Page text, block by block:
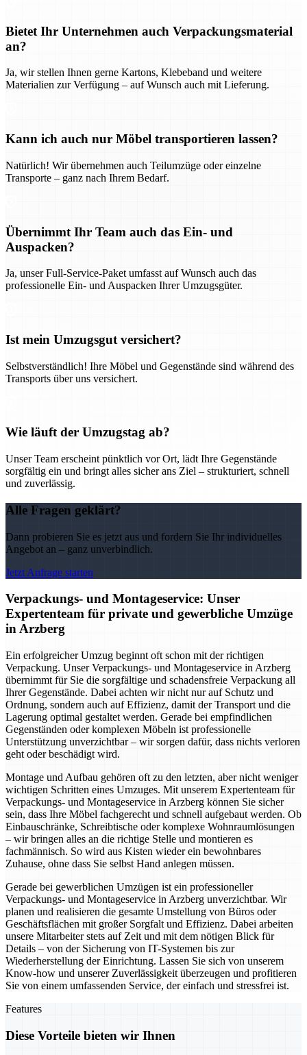
Bietet Ihr Unternehmen auch Verpackungsmaterial
an?
Ja, wir stellen Ihnen gerne Kartons, Klebeband und weitere
Materialien zur Verfügung – auf Wunsch auch mit Lieferung.
Kann ich auch nur Möbel transportieren lassen?
Natürlich! Wir übernehmen auch Teilumzüge oder einzelne
Transporte – ganz nach Ihrem Bedarf.
Übernimmt Ihr Team auch das Ein- und
Auspacken?
Ja, unser Full-Service-Paket umfasst auf Wunsch auch das
professionelle Ein- und Auspacken Ihrer Umzugsgüter.
Ist mein Umzugsgut versichert?
Selbstverständlich! Ihre Möbel und Gegenstände sind während des
Transports über uns versichert.
Wie läuft der Umzugstag ab?
Unser Team erscheint pünktlich vor Ort, lädt Ihre Gegenstände
sorgfältig ein und bringt alles sicher ans Ziel – strukturiert, schnell
und zuverlässig.
Alle Fragen geklärt?
Dann probieren Sie es jetzt aus und fordern Sie Ihr individuelles
Angebot an – ganz unverbindlich.
Jetzt Anfrage starten
Verpackungs- und Montageservice: Unser
Expertenteam für private und gewerbliche Umzüge
in Arzberg
Ein erfolgreicher Umzug beginnt oft schon mit der richtigen
Verpackung. Unser Verpackungs- und Montageservice in Arzberg
übernimmt für Sie die sorgfältige und schadensfreie Verpackung all
Ihrer Gegenstände. Dabei achten wir nicht nur auf Schutz und
Ordnung, sondern auch auf Effizienz, damit der Transport und die
Lagerung optimal gestaltet werden. Gerade bei empfindlichen
Gegenständen oder komplexen Möbeln ist professionelle
Unterstützung unverzichtbar – wir sorgen dafür, dass nichts verloren
geht oder beschädigt wird.
Montage und Aufbau gehören oft zu den letzten, aber nicht weniger
wichtigen Schritten eines Umzuges. Mit unserem Expertenteam für
Verpackungs- und Montageservice in Arzberg können Sie sicher
sein, dass Ihre Möbel fachgerecht und schnell aufgebaut werden. Ob
Einbauschränke, Schreibtische oder komplexe Wohnraumlösungen
– wir bringen alles an die richtige Stelle und montieren es
fachmännisch. So wird aus Kisten wieder ein bewohnbares
Zuhause, ohne dass Sie selbst Hand anlegen müssen.
Gerade bei gewerblichen Umzügen ist ein professioneller
Verpackungs- und Montageservice in Arzberg unverzichtbar. Wir
planen und realisieren die gesamte Umstellung von Büros oder
Geschäftsflächen mit großer Sorgfalt und Effizienz. Dabei arbeiten
unsere Mitarbeiter stets auf Zeit und mit dem nötigen Blick für
Details – von der Sicherung von IT-Systemen bis zur
Wiederherstellung der Einrichtung. Lassen Sie sich von unserem
Know-how und unserer Zuverlässigkeit überzeugen und profitieren
Sie von einem umfassenden Service, der einfach und stressfrei ist.
Features
Diese Vorteile bieten wir Ihnen